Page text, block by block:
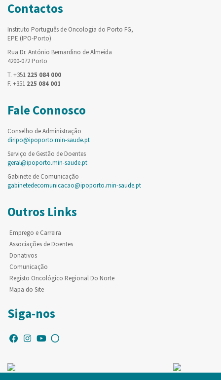
Contactos
Instituto Português de Oncologia do Porto FG,
EPE (IPO-Porto)
Rua Dr. António Bernardino de Almeida
4200-072 Porto
T. +351 225 084 000
F. +351 225 084 001
Fale Connosco
Conselho de Administração
diripo@ipoporto.min-saude.pt
Serviço de Gestão de Doentes
geral@ipoporto.min-saude.pt
Gabinete de Comunicação
gabinetedecomunicacao@ipoporto.min-saude.pt
Outros Links
Emprego e Carreira
Associações de Doentes
Donativos
Comunicação
Registo Oncológico Regional Do Norte
Mapa do Site
Siga-nos